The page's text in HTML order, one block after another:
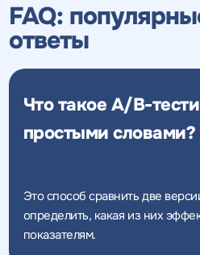
FAQ:
ответы
Что такое A/B-
простыми словами?
Это способ сравнить две
определить, какая из них
показателям.